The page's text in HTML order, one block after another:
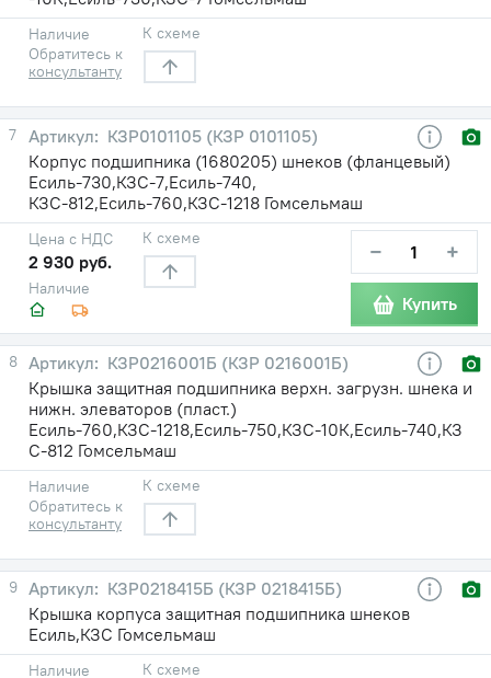
Наличие
Обратитесь к
консультанту
К схеме
7
КЗР0101105 (КЗР 0101105)
Корпус подшипника (1680205) шнеков (фланцевый)
Есиль-730,КЗС-7,Есиль-740,
КЗС-812,Есиль-760,КЗС-1218 Гомсельмаш
Наличие
Цена с НДС
2 930 руб.
К схеме − +
Купить
8
КЗР0216001Б (КЗР 0216001Б)
Крышка защитная подшипника верхн. загрузн. шнека и
нижн. элеваторов (пласт.)
Есиль-760,КЗС-1218,Есиль-750,КЗС-10К,Есиль-740,КЗ
С-812 Гомсельмаш
Наличие
Обратитесь к
консультанту
К схеме
9
КЗР0218415Б (КЗР 0218415Б)
Крышка корпуса защитная подшипника шнеков
Есиль,КЗС Гомсельмаш
Наличие
К схеме